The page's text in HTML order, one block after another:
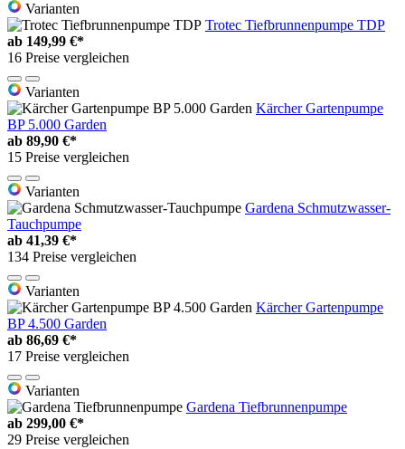
Varianten
Trotec Tiefbrunnenpumpe TDP
ab 149,99 €*
16 Preise vergleichen
Varianten
Kärcher Gartenpumpe
BP 5.000 Garden
ab 89,90 €*
15 Preise vergleichen
Varianten
Gardena Schmutzwasser-
Tauchpumpe
ab 41,39 €*
134 Preise vergleichen
Varianten
Kärcher Gartenpumpe
BP 4.500 Garden
ab 86,69 €*
17 Preise vergleichen
Varianten
Gardena Tiefbrunnenpumpe
ab 299,00 €*
29 Preise vergleichen